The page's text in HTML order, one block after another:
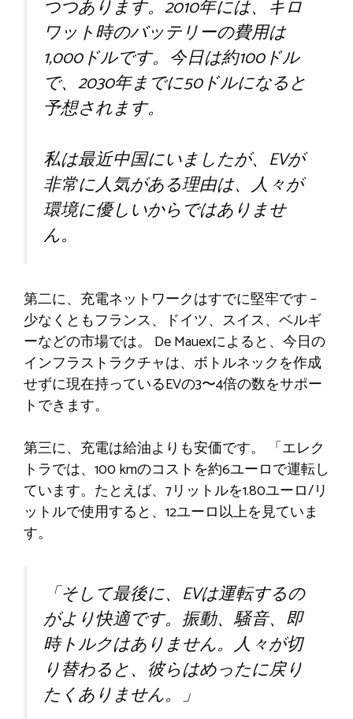
つつあります。2010年には、キロ
ワット時のバッテリーの費用は
1,000ドルです。今日は約100ドル
で、2030年までに50ドルになると
予想されます。
私は最近中国にいましたが、EVが
非常に人気がある理由は、人々が
環境に優しいからではありませ
ん。
第二に、充電ネットワークはすでに堅牢です –
少なくともフランス、ドイツ、スイス、ベルギ
ーなどの市場では。 De Mauexによると、今日の
インフラストラクチャは、ボトルネックを作成
せずに現在持っているEVの3〜4倍の数をサポー
トできます。
第三に、充電は給油よりも安価です。 「エレク
トラでは、100 kmのコストを約6ユーロで運転し
ています。たとえば、7リットルを1.80ユーロ/リ
ットルで使用すると、12ユーロ以上を見ていま
す。
「そして最後に、EVは運転するの
がより快適です。振動、騒音、即
時トルクはありません。人々が切
り替わると、彼らはめったに戻り
たくありません。」